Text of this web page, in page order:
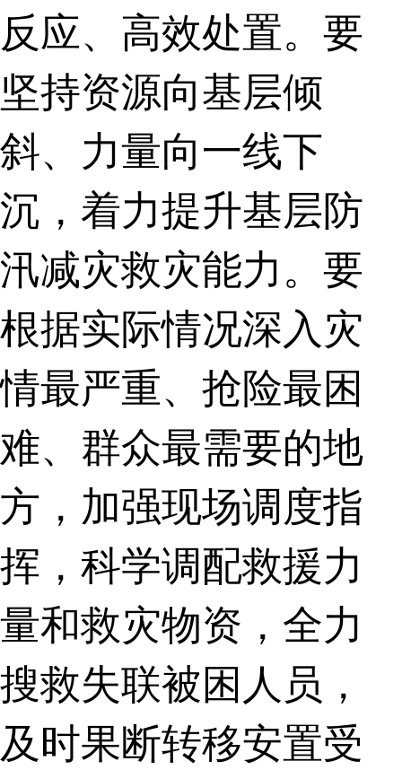
反应、高效处置。要
坚持资源向基层倾
斜、力量向一线下
沉，着力提升基层防
汛减灾救灾能力。要
根据实际情况深入灾
情最严重、抢险最困
难、群众最需要的地
方，加强现场调度指
挥，科学调配救援力
量和救灾物资，全力
搜救失联被困人员，
及时果断转移安置受